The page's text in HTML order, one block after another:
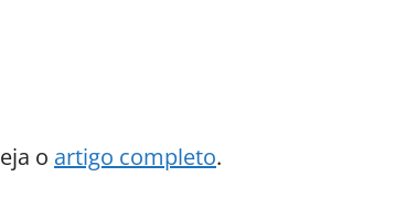
o artigo completo.